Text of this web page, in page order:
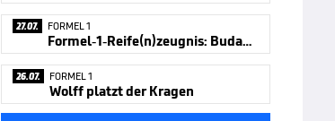
27.07. FORMEL 1
Formel-1-Reife(n)zeugnis: Budapest
26.07. FORMEL 1
Wolff platzt der Kragen